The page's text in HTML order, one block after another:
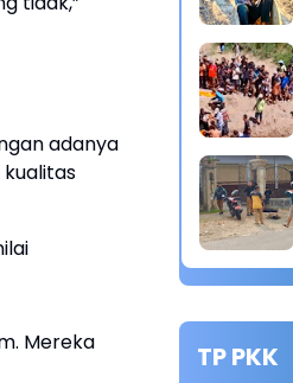
adanya
Mereka
TP PKK